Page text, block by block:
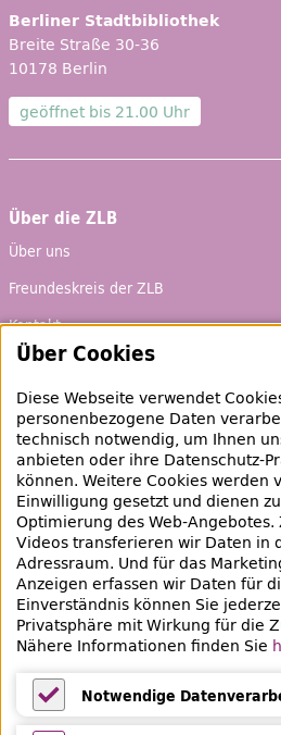
Berliner Stadtbibliothek
Breite Straße 30-36
10178 Berlin
geöffnet bis 21.00 Uhr
Über die ZLB
Über uns
Freundeskreis der ZLB
Kontakt
Ausbildung und Karriere
Ausleihen & Entdecken
Schaufenster
Empfehlungen
Bibliotheksausweis
Highlights
Veranstaltungen &
Veranstaltungsübersicht
Lern- und Beratungsangebote
Über Cookies
Diese Webseite verwendet
personenbezogene Daten
technisch notwendig, um Ihnen
anbieten oder ihre Datenschutz-
können. Weitere Cookies werden
Einwilligung gesetzt und dienen
Optimierung desWeb-
Videos transferieren wir Daten in
Adressraum. Und für das
Anzeigen erfassen wir Daten für
Einverständnis können Sie
Privatsphäre mit Wirkung für die
Nähere Informationen finden Sie
Notwendige